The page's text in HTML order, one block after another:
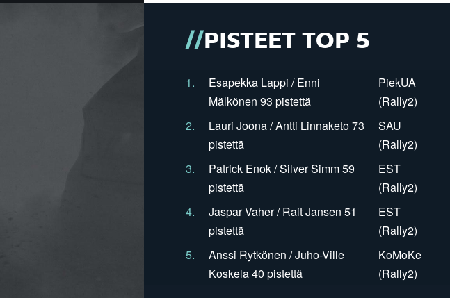
PISTEET TOP 5
1.
Esapekka Lappi / Enni
Mälkönen 93 pistettä
PiekUA
(Rally2)
2.
Lauri Joona / Antti Linnaketo 73
pistettä
SAU
(Rally2)
3.
Patrick Enok / Silver Simm 59
pistettä
EST
(Rally2)
4.
Jaspar Vaher / Rait Jansen 51
pistettä
EST
(Rally2)
5.
Anssi Rytkönen / Juho-Ville
Koskela 40 pistettä
KoMoKe
(Rally2)